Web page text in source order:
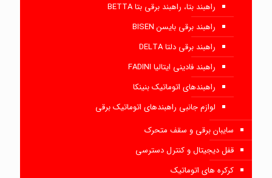
راهبند بتا، راهبند برقی بتا BETTA
راهبند برقی بایسن BISEN
راهبند برقی دلتا DELTA
راهبند فادینی ایتالیا FADINI
راهبندهای اتوماتیک بنینکا
لوازم جانبی راهبندهای اتوماتیک برقی
سایبان برقی و سقف متحرک
قفل دیجیتال و کنترل دسترسی
کرکره های اتوماتیک